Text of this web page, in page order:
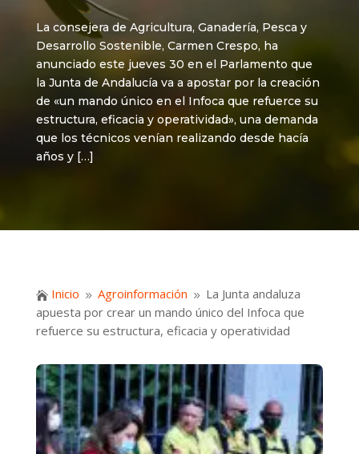
La consejera de Agricultura, Ganadería, Pesca y
Desarrollo Sostenible, Carmen Crespo, ha
anunciado este jueves 30 en el Parlamento que
la Junta de Andalucía va a apostar por la creación
de «un mando único en el Infoca que refuerce su
estructura, eficacia y operatividad», una demanda
que los técnicos venían realizando desde hacía
años y […]
 Inicio 9 Agroinformación 9 La Junta andaluza
apuesta por crear un mando único del Infoca que
refuerce su estructura, eficacia y operatividad